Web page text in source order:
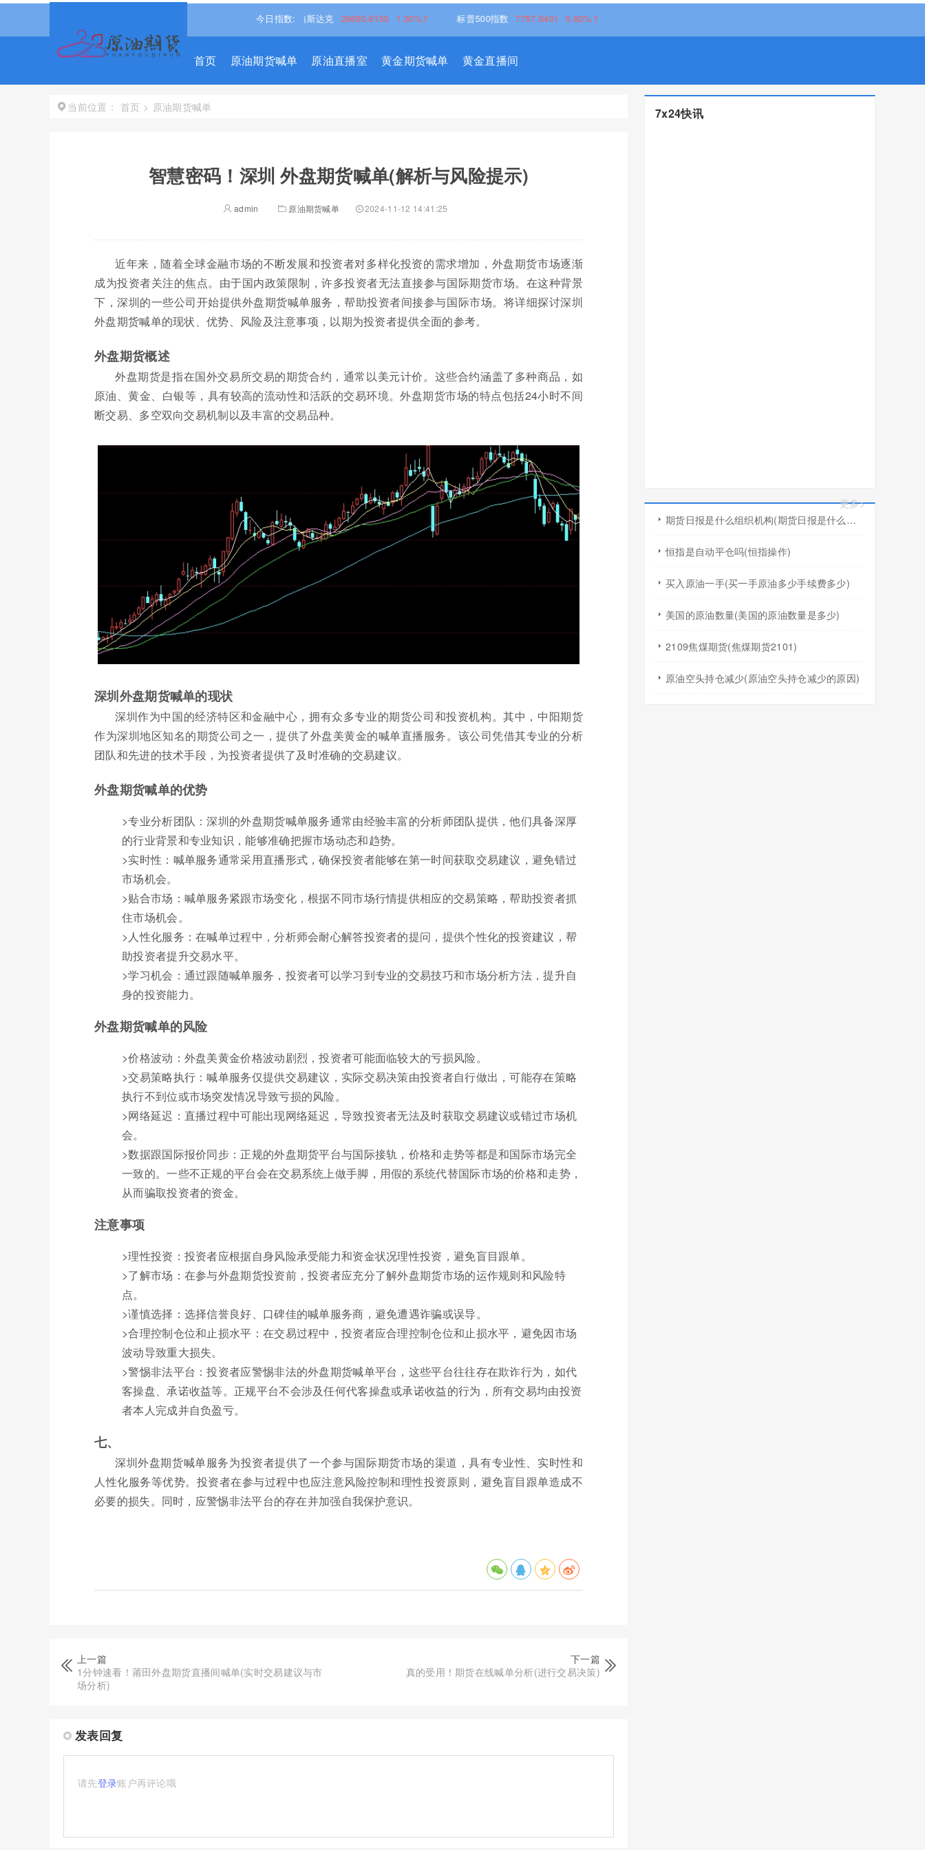
今日指数:
纳斯达克 26690.6150 1.30%↑ 标普500指数 7757.6401 0.62%↑
首页 原油期货喊单 原油直播室 黄金期货喊单 黄金直播间
当前位置： 首页 > 原油期货喊单
智慧密码！深圳 外盘期货喊单(解析与风险提示)
admin 原油期货喊单 2024-11-12 14:41:25
近年来，随着全球金融市场的不断发展和投资者对多样化投资的需求增加，外盘期货市场逐渐
成为投资者关注的焦点。由于国内政策限制，许多投资者无法直接参与国际期货市场。在这种背景
下，深圳的一些公司开始提供外盘期货喊单服务，帮助投资者间接参与国际市场。将详细探讨深圳
外盘期货喊单的现状、优势、风险及注意事项，以期为投资者提供全面的参考。
外盘期货概述
外盘期货是指在国外交易所交易的期货合约，通常以美元计价。这些合约涵盖了多种商品，如
原油、黄金、白银等，具有较高的流动性和活跃的交易环境。外盘期货市场的特点包括24小时不间
断交易、多空双向交易机制以及丰富的交易品种。
深圳外盘期货喊单的现状
深圳作为中国的经济特区和金融中心，拥有众多专业的期货公司和投资机构。其中，中阳期货
作为深圳地区知名的期货公司之一，提供了外盘美黄金的喊单直播服务。该公司凭借其专业的分析
团队和先进的技术手段，为投资者提供了及时准确的交易建议。
外盘期货喊单的优势
>专业分析团队：深圳的外盘期货喊单服务通常由经验丰富的分析师团队提供，他们具备深厚
的行业背景和专业知识，能够准确把握市场动态和趋势。
>实时性：喊单服务通常采用直播形式，确保投资者能够在第一时间获取交易建议，避免错过
市场机会。
>贴合市场：喊单服务紧跟市场变化，根据不同市场行情提供相应的交易策略，帮助投资者抓
住市场机会。
>人性化服务：在喊单过程中，分析师会耐心解答投资者的提问，提供个性化的投资建议，帮
助投资者提升交易水平。
>学习机会：通过跟随喊单服务，投资者可以学习到专业的交易技巧和市场分析方法，提升自
身的投资能力。
外盘期货喊单的风险
>价格波动：外盘美黄金价格波动剧烈，投资者可能面临较大的亏损风险。
>交易策略执行：喊单服务仅提供交易建议，实际交易决策由投资者自行做出，可能存在策略
执行不到位或市场突发情况导致亏损的风险。
>网络延迟：直播过程中可能出现网络延迟，导致投资者无法及时获取交易建议或错过市场机
会。
>数据跟国际报价同步：正规的外盘期货平台与国际接轨，价格和走势等都是和国际市场完全
一致的。一些不正规的平台会在交易系统上做手脚，用假的系统代替国际市场的价格和走势，
从而骗取投资者的资金。
注意事项
>理性投资：投资者应根据自身风险承受能力和资金状况理性投资，避免盲目跟单。
>了解市场：在参与外盘期货投资前，投资者应充分了解外盘期货市场的运作规则和风险特
点。
>谨慎选择：选择信誉良好、口碑佳的喊单服务商，避免遭遇诈骗或误导。
>合理控制仓位和止损水平：在交易过程中，投资者应合理控制仓位和止损水平，避免因市场
波动导致重大损失。
>警惕非法平台：投资者应警惕非法的外盘期货喊单平台，这些平台往往存在欺诈行为，如代
客操盘、承诺收益等。正规平台不会涉及任何代客操盘或承诺收益的行为，所有交易均由投资
者本人完成并自负盈亏。
七、
深圳外盘期货喊单服务为投资者提供了一个参与国际期货市场的渠道，具有专业性、实时性和
人性化服务等优势。投资者在参与过程中也应注意风险控制和理性投资原则，避免盲目跟单造成不
必要的损失。同时，应警惕非法平台的存在并加强自我保护意识。
上一篇
1分钟速看！莆田外盘期货直播间喊单(实时交易建议与市
场分析)
下一篇
真的受用！期货在线喊单分析(进行交易决策)
发表回复
请先登录账户再评论哦
7x24快讯
更多>
期货日报是什么组织机构(期货日报是什么组织机构的)
恒指是自动平仓吗(恒指操作)
买入原油一手(买一手原油多少手续费多少)
美国的原油数量(美国的原油数量是多少)
2109焦煤期货(焦煤期货2101)
原油空头持仓减少(原油空头持仓减少的原因)